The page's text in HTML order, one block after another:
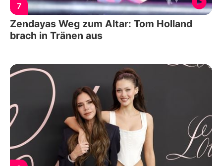
7
Zendayas Weg zum Altar: Tom Holland
brach in Tränen aus